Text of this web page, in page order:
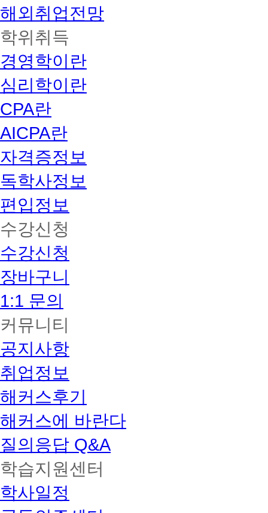
해외취업전망
학위취득
경영학이란
심리학이란
CPA란
AICPA란
자격증정보
독학사정보
편입정보
수강신청
수강신청
장바구니
1:1 문의
커뮤니티
공지사항
취업정보
해커스후기
해커스에 바란다
질의응답 Q&A
학습지원센터
학사일정